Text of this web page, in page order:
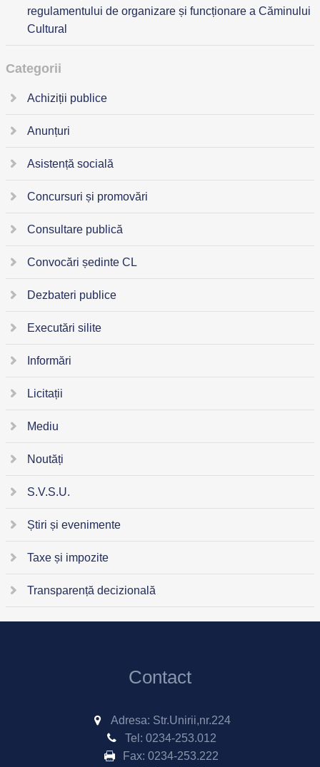
regulamentului de organizare și funcționare a Căminului
Cultural
Categorii
Achiziții publice
Anunțuri
Asistență socială
Concursuri și promovări
Consultare publică
Convocări ședinte CL
Dezbateri publice
Executări silite
Informări
Licitații
Mediu
Noutăți
S.V.S.U.
Știri și evenimente
Taxe și impozite
Transparență decizională
Contact
Adresa: Str.Unirii,nr.224
Tel: 0234-253.012
Fax: 0234-253.222